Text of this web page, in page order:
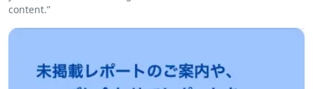
content.”